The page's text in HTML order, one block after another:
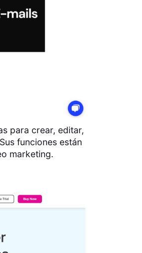
para crear, editar,
funciones están
marketing.